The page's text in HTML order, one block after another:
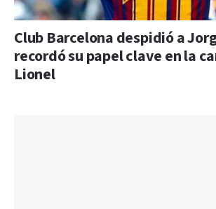
Club Barcelona despidió a
recordó su papel clave en la
Lionel